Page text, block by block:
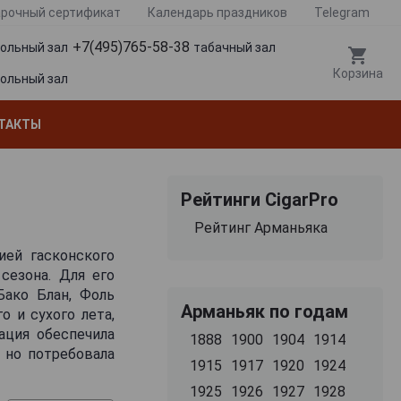
сертификат Календарь праздников Telegram
зал +7(495)765-58-38 табачный зал
зал Корзина
гасконского
Для его
Блан, Фоль
и сухого лета,
обеспечила
потребовала
Урожай
оказалось
Рейтинги CigarPro
Рейтинг Арманьяка
Арманьяк по годам
1888 1900 1904 1914
1915
1917 1920
1924
1925
1926 1927 1928